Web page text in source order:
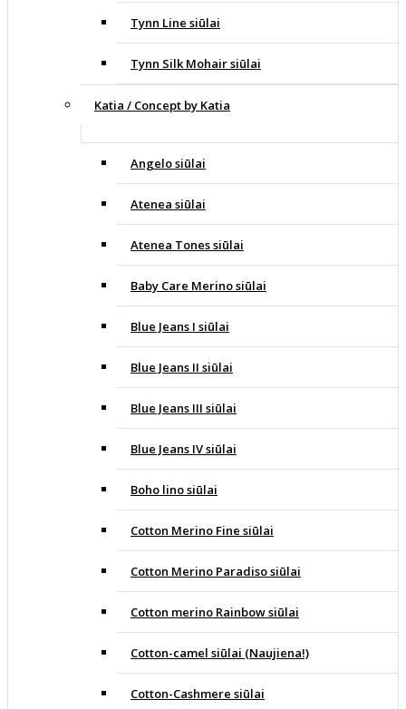
Tynn Line siūlai
Tynn Silk Mohair siūlai
Katia / Concept by Katia
Angelo siūlai
Atenea siūlai
Atenea Tones siūlai
Baby Care Merino siūlai
Blue Jeans I siūlai
Blue Jeans II siūlai
Blue Jeans III siūlai
Blue Jeans IV siūlai
Boho lino siūlai
Cotton Merino Fine siūlai
Cotton Merino Paradiso siūlai
Cotton merino Rainbow siūlai
Cotton-camel siūlai (Naujiena!)
Cotton-Cashmere siūlai